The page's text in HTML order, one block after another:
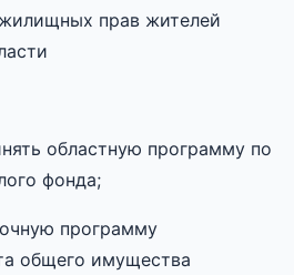
прав жителей
областную программу по
фонда;
программу
общего имущества